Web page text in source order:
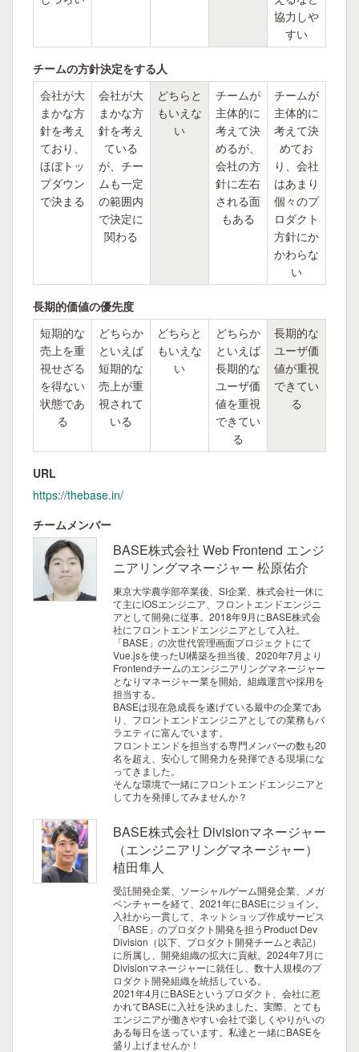
協力しや
すい
チームの方針決定をする人
会社が大
まかな方
針を考え
ており、
ほぼトッ
プダウン
で決まる
会社が大
まかな方
針を考え
ている
が、チー
ムも一定
の範囲内
で決定に
関わる
どちらと
もいえな
い
チームが
主体的に
考えて決
めるが、
会社の方
針に左右
される面
もある
チームが
主体的に
考えて決
めてお
り、会社
はあまり
個々のプ
ロダクト
方針にか
かわらな
い
長期的価値の優先度
短期的な
売上を重
視せざる
を得ない
状態であ
る
どちらか
といえば
短期的な
売上が重
視されて
いる
どちらと
もいえな
い
どちらか
といえば
長期的な
ユーザ価
値を重視
できてい
る
長期的な
ユーザ価
値が重視
できてい
る
URL
https://thebase.in/
チームメンバー
BASE株式会社 Web Frontend エンジ
ニアリングマネージャー 松原佑介
東京大学農学部卒業後、SI企業、株式会社一休に
て主にiOSエンジニア、フロントエンドエンジニ
アとして開発に従事。2018年9月にBASE株式会
社にフロントエンドエンジニアとして入社。
「BASE」の次世代管理画面プロジェクトにて
Vue.jsを使ったUI構築を担当後、2020年7月より
Frontendチームのエンジニアリングマネージャー
となりマネージャー業を開始。組織運営や採用を
担当する。
BASEは現在急成長を遂げている最中の企業であ
り、フロントエンドエンジニアとしての業務もバ
ラエティに富んでいます。
フロントエンドを担当する専門メンバーの数も20
名を超え、安心して開発力を発揮できる現場にな
ってきました。
そんな環境で一緒にフロントエンドエンジニアと
して力を発揮してみませんか？
BASE株式会社 Divisionマネージャー
（エンジニアリングマネージャー）
植田隼人
受託開発企業、ソーシャルゲーム開発企業、メガ
ベンチャーを経て、2021年にBASEにジョイン。
入社から一貫して、ネットショップ作成サービス
「BASE」のプロダクト開発を担うProduct Dev
Division（以下、プロダクト開発チームと表記）
に所属し、開発組織の拡大に貢献。2024年7月に
Divisionマネージャーに就任し、数十人規模のプ
ロダクト開発組織を統括している。
2021年4月にBASEというプロダクト、会社に惹
かれてBASEに入社を決めました。実際、とても
エンジニアが働きやすい会社で楽しくやりがいの
ある毎日を送っています。私達と一緒にBASEを
盛り上げませんか！